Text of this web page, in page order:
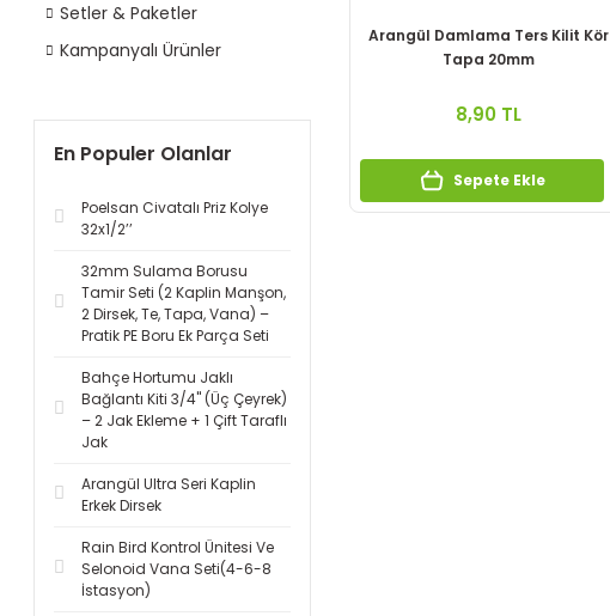
Setler & Paketler
Kampanyalı Ürünler
En Populer Olanlar
Poelsan Civatalı Priz Kolye
32x1/2’’
32mm Sulama Borusu
Tamir Seti (2 Kaplin Manşon,
2 Dirsek, Te, Tapa, Vana) –
Pratik PE Boru Ek Parça Seti
Bahçe Hortumu Jaklı
Bağlantı Kiti 3/4'' (Üç Çeyrek)
– 2 Jak Ekleme + 1 Çift Taraflı
Jak
Arangül Ultra Seri Kaplin
Erkek Dirsek
Rain Bird Kontrol Ünitesi Ve
Selonoid Vana Seti(4-6-8
İstasyon)
Arangül Damlama Ters Kilit Kör
Tapa 20mm
8,90 TL
Sepete Ekle